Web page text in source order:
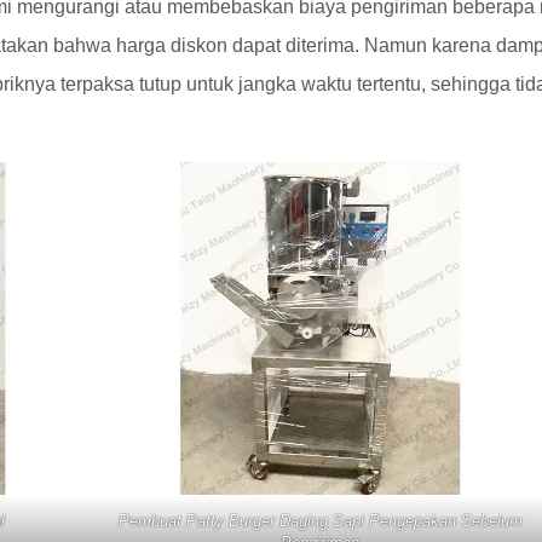
mengurangi atau membebaskan biaya pengiriman beberapa
bahwa harga diskon dapat diterima. Namun karena
terpaksa tutup untuk jangka waktu tertentu, sehingga
Pembuat Patty Burger Daging Sapi Pengepakan Sebelum